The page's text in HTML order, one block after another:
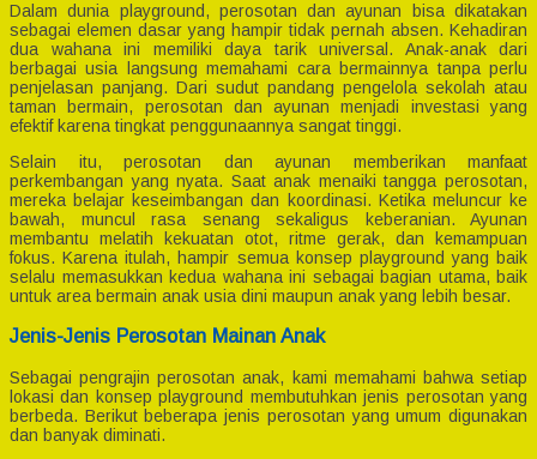
Dalam dunia playground, perosotan dan ayunan bisa dikatakan
sebagai elemen dasar yang hampir tidak pernah absen. Kehadiran
dua wahana ini memiliki daya tarik universal. Anak-anak dari
berbagai usia langsung memahami cara bermainnya tanpa perlu
penjelasan panjang. Dari sudut pandang pengelola sekolah atau
taman bermain, perosotan dan ayunan menjadi investasi yang
efektif karena tingkat penggunaannya sangat tinggi.
Selain itu, perosotan dan ayunan memberikan manfaat
perkembangan yang nyata. Saat anak menaiki tangga perosotan,
mereka belajar keseimbangan dan koordinasi. Ketika meluncur ke
bawah, muncul rasa senang sekaligus keberanian. Ayunan
membantu melatih kekuatan otot, ritme gerak, dan kemampuan
fokus. Karena itulah, hampir semua konsep playground yang baik
selalu memasukkan kedua wahana ini sebagai bagian utama, baik
untuk area bermain anak usia dini maupun anak yang lebih besar.
Jenis-Jenis Perosotan Mainan Anak
Sebagai pengrajin perosotan anak, kami memahami bahwa setiap
lokasi dan konsep playground membutuhkan jenis perosotan yang
berbeda. Berikut beberapa jenis perosotan yang umum digunakan
dan banyak diminati.